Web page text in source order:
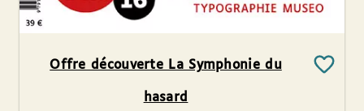
Offre découverte La Symphonie du
hasard